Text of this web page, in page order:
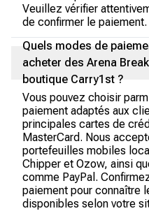
Veuillez vérifier
de confirmer le paiement.
Quels modes de
acheter des Arena
boutique Carry1st ?
Vous pouvez choisir
paiement adaptés aux
principales cartes de
MasterCard. Nous
portefeuilles mobiles
Chipper et Ozow, ainsi
comme PayPal.
paiement pour connaître
disponibles selon votre